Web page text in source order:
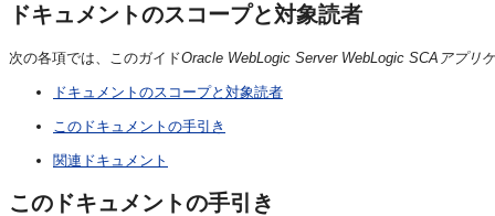
ドキュメントのスコープと対象読者
次の各項では、このガイドOracle WebLogic Server WebLogic SCAアプリ
ドキュメントのスコープと対象読者
このドキュメントの手引き
関連ドキュメント
このドキュメントの手引き